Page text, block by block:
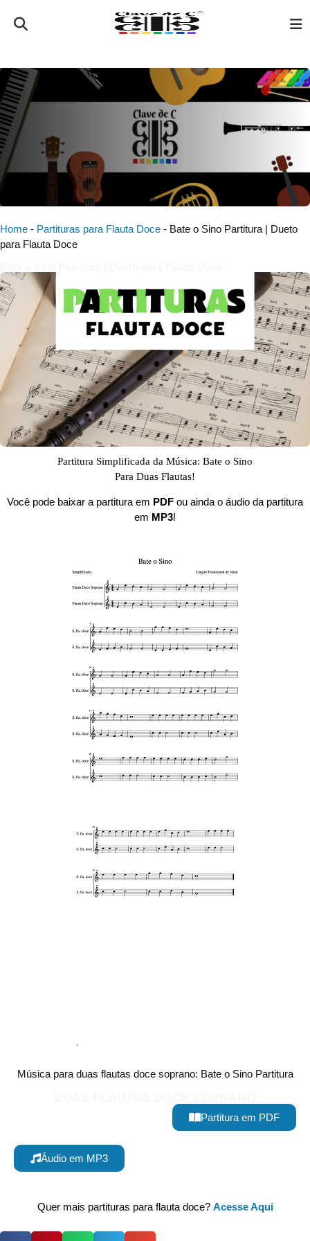
Home - Partituras para Flauta Doce - Bate o Sino Partitura | Dueto
para Flauta Doce
Partitura Simplificada da Música: Bate o Sino
Para Duas Flautas!
Você pode baixar a partitura em PDF ou ainda o áudio da partitura
em MP3!
Música para duas flautas doce soprano: Bate o Sino Partitura
Partitura em PDF
Áudio em MP3
Quer mais partituras para flauta doce? Acesse Aqui